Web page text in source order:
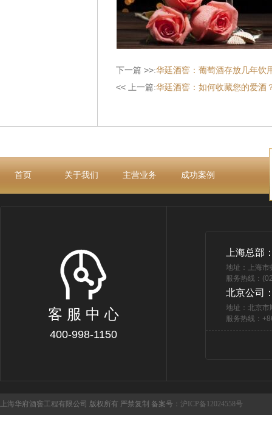
下一篇 >>:华廷酒窖：葡萄酒存放几年饮
<< 上一篇:华廷酒窖：如何收藏您的爱酒
首页 关于我们 主营业务 成功案例
客 服 中 心
400-998-1150
上海总部
地址：上海
服务热线：
北京公司
地址：北京市
服务热线：
上海华府酒窖工程有限公司 版权所有 严禁复制 备案号： 沪ICP备12024558号